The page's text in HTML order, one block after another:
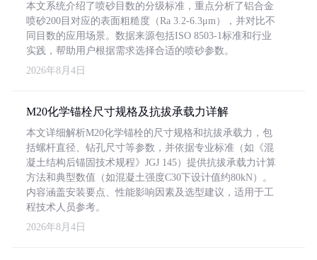
本文系统介绍了喷砂目数的分级标准，重点分析了铝合金
喷砂200目对应的表面粗糙度（Ra 3.2-6.3μm），并对比不
同目数的应用场景。数据来源包括ISO 8503-1标准和行业
实践，帮助用户根据需求选择合适的喷砂参数。
2026年8月4日
M20化学锚栓尺寸规格及抗拔承载力详解
本文详细解析M20化学锚栓的尺寸规格和抗拔承载力，包
括螺杆直径、钻孔尺寸等参数，并依据专业标准（如《混
凝土结构后锚固技术规程》JGJ 145）提供抗拔承载力计算
方法和典型数值（如混凝土强度C30下设计值约80kN）。
内容涵盖安装要点、性能影响因素及选型建议，适用于工
程技术人员参考。
2026年8月4日